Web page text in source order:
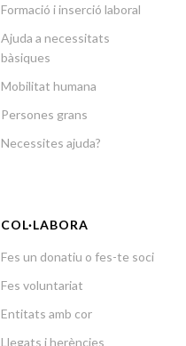
Formació i inserció laboral
Ajuda a necessitats
bàsiques
Mobilitat humana
Persones grans
Necessites ajuda?
COL·LABORA
Fes un donatiu o fes-te soci
Fes voluntariat
Entitats amb cor
Llegats i herències